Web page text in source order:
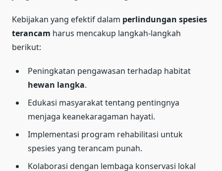
Kebijakan yang efektif dalam perlindungan spesies
terancam harus mencakup langkah-langkah
berikut:
Peningkatan pengawasan terhadap habitat
hewan langka.
Edukasi masyarakat tentang pentingnya
menjaga keanekaragaman hayati.
Implementasi program rehabilitasi untuk
spesies yang terancam punah.
Kolaborasi dengan lembaga konservasi lokal